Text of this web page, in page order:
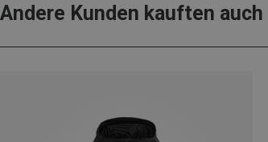
Andere Kunden kauften auch